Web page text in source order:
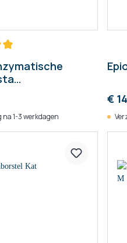
(Virbac)
na 1-3 werkdagen
€